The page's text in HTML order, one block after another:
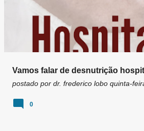
Vamos falar de desnutrição
postado por dr. frederico lobo quinta-
0